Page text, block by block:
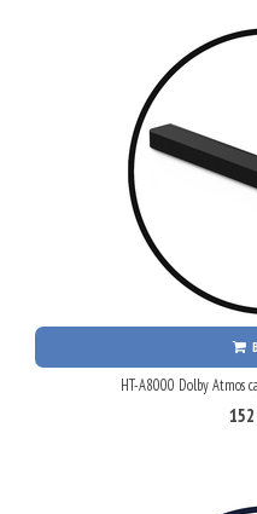
HT-A8000 Dolby Atmos